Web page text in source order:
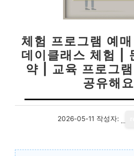
체험 프로그램 예
데이클래스 체험 |
약 | 교육 프로그
공유해
2026-05-11 작성자: